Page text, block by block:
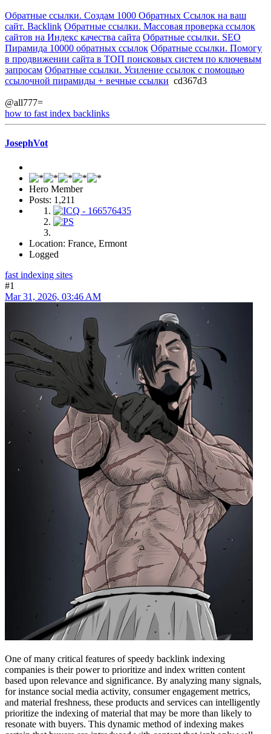
Обратные ссылки. Создам 1000 Обратных Ссылок на ваш
сайт. Backlink Обратные ссылки. Массовая проверка ссылок
сайтов на Индекс качества сайта Обратные ссылки. SEO
Пирамида 10000 обратных ссылок Обратные ссылки. Помогу
в продвижении сайта в ТОП поисковых систем по ключевым
запросам Обратные ссылки. Усиление ссылок с помощью
ссылочной пирамиды + вечные ссылки cd367d3
@all777=
how to fast index backlinks
JosephVot
Hero Member
Posts: 1,211
Location: France, Ermont
Logged
fast indexing sites
#1
Mar 31, 2026, 03:46 AM
One of many critical features of speedy backlink indexing
companies is their power to prioritize and index written content
based upon relevance and significance. By analyzing many signals,
for instance social media activity, consumer engagement metrics,
and material freshness, these products and services can intelligently
prioritize the indexing of material that may be more than likely to
resonate with buyers. This dynamic method of indexing makes